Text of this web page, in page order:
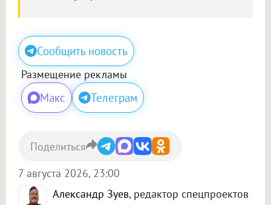
Сообщить новость
Размещение рекламы
Макс Телеграм
Александр Зуев, редактор спецпроектов
7 августа 2026, 23:00
Поделиться